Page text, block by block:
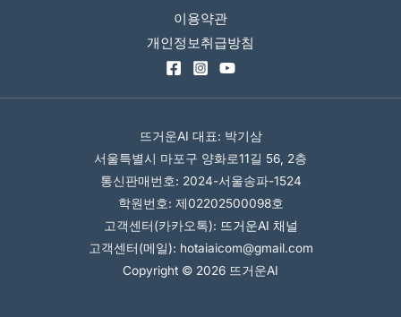
이용약관
개인정보취급방침
뜨거운AI 대표: 박기삼
서울특별시 마포구 양화로11길 56, 2층
통신판매번호: 2024-서울송파-1524
학원번호: 제02202500098호
고객센터(카카오톡): 뜨거운AI 채널
고객센터(메일): hotaiaicom@gmail.com
Copyright © 2026 뜨거운AI